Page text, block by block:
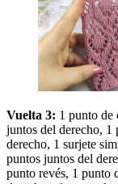
Vuelta 3: 1 punto de
juntos del derecho, 1
derecho, 1 surjete
puntos juntos del
punto revés, 1 punto